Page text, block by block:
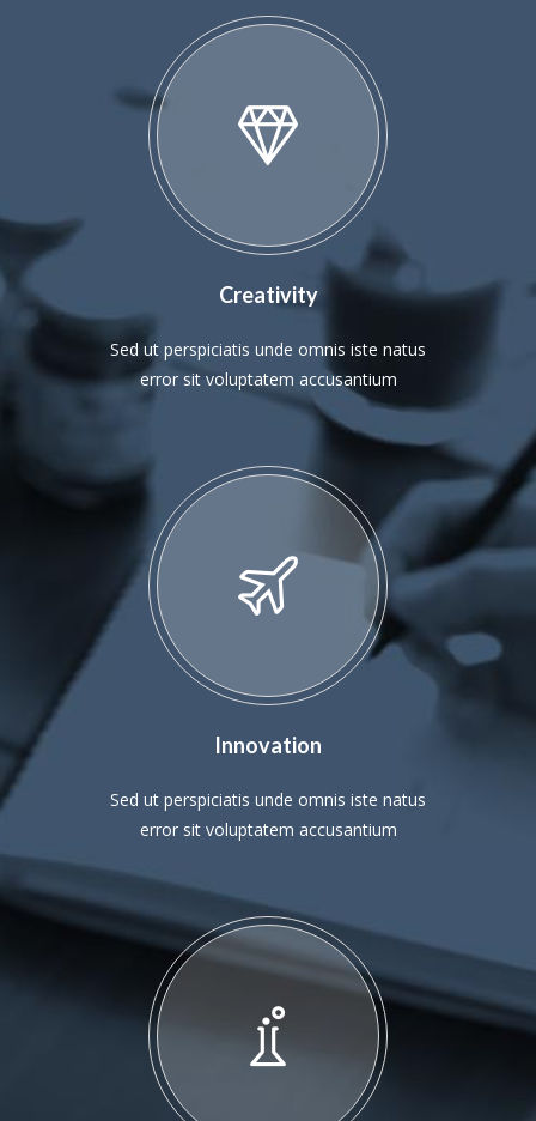
Creativity
Sed ut perspiciatis unde omnis iste natus
error sit voluptatem accusantium
Innovation
Sed ut perspiciatis unde omnis iste natus
error sit voluptatem accusantium